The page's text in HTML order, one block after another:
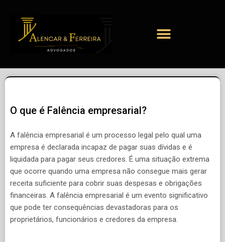
O que é Falência empresarial?
A falência empresarial é um processo legal pelo qual uma
empresa é declarada incapaz de pagar suas dívidas e é
liquidada para pagar seus credores. É uma situação extrema
que ocorre quando uma empresa não consegue mais gerar
receita suficiente para cobrir suas despesas e obrigações
financeiras. A falência empresarial é um evento significativo
que pode ter consequências devastadoras para os
proprietários, funcionários e credores da empresa.